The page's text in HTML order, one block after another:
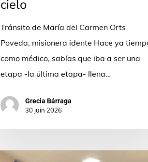
cielo
Tránsito de María del Carmen Orts
Poveda, misionera idente Hace ya
como médico, sabías que iba a ser una
etapa -la última etapa- llena…
Grecia Bárraga
30 juin 2026